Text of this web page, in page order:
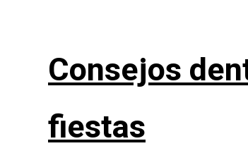
Consejos
fiestas